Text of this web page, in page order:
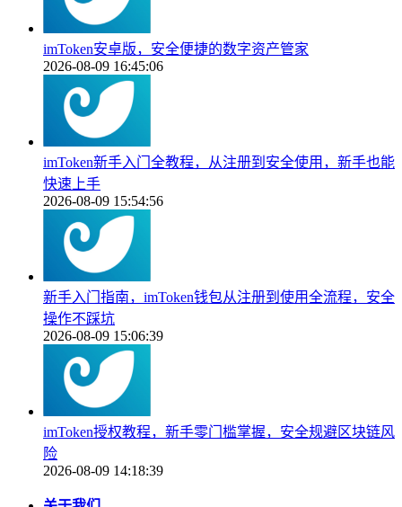
imToken安卓版，安全便捷的数字资产管家
2026-08-09 16:45:06
imToken新手入门全教程，从注册到安全使用，新手也能
快速上手
2026-08-09 15:54:56
新手入门指南，imToken钱包从注册到使用全流程，安全
操作不踩坑
2026-08-09 15:06:39
imToken授权教程，新手零门槛掌握，安全规避区块链风
险
2026-08-09 14:18:39